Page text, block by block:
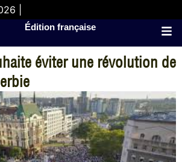
|
Édition française
éviter une révolution de